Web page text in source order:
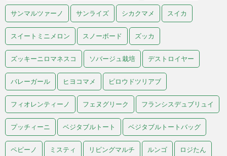
サンマルツァーノ サンライズ シカクマメ スイカ
スイートミニメロン スノーボード ズッカ
ズッキーニロマネスコ ソバージュ栽培 デストロイヤー
バレーガール ヒヨコマメ ビロウドツリアブ
フィオレンティーノ フェヌグリーク フランシスデュブリュイ
プッチィーニ ベジタブルトート ベジタブルトートバッグ
ペピーノ ミスティ リビングマルチ ルンゴ ロジたん